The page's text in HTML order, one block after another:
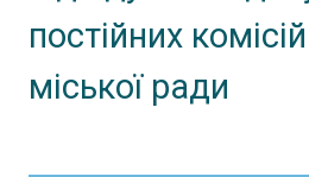
постійних
міської ради